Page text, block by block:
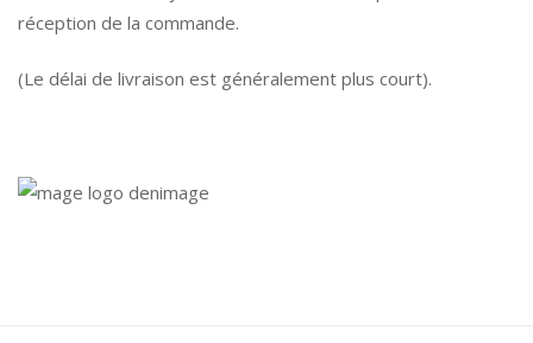
réception de la commande.
(Le délai de livraison est généralement plus court).